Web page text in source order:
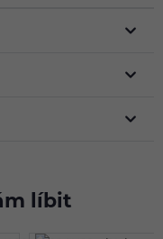
líbit